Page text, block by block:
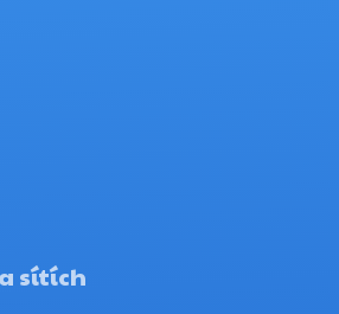
sítích